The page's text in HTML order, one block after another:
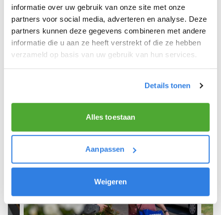
informatie over uw gebruik van onze site met onze
partners voor social media, adverteren en analyse. Deze
partners kunnen deze gegevens combineren met andere
informatie die u aan ze heeft verstrekt of die ze hebben
verzameld op basis van uw gebruik van hun services.
Details tonen
Alles toestaan
Aanpassen
Weigeren
We hope you can get started soon and wish you
the best of luck! 🚴‍♂️💨